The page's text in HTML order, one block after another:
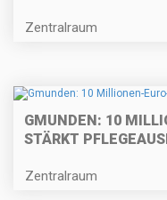
Zentralraum
GMUNDEN: 10
STÄRKT
Zentralraum